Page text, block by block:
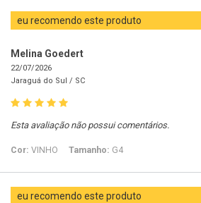
eu recomendo este produto
Melina Goedert
22/07/2026
Jaraguá do Sul / SC
Esta avaliação não possui comentários.
Cor: VINHO Tamanho: G4
eu recomendo este produto